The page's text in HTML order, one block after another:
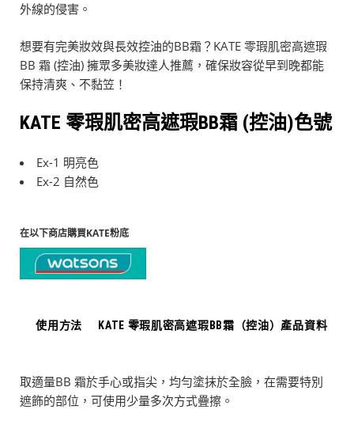
外線的侵害。
想要有完美妝效與長效控油的BB霜？KATE 零瑕肌密高遮瑕
BB 霜 (控油) 擁眾多美妝達人推薦，確保妝容從早到晚都能
保持清爽、不黏笠！
KATE 零瑕肌密高遮瑕BB霜 (控油)色號
Ex-1 明亮色
Ex-2 自然色
在以下商店購買KATE粉底
使用方法 KATE 零瑕肌密高遮瑕BB霜（控油）產品資料
取適量BB 霜於手心或指尖，均勻塗抹於全臉，在需要特別
遮飾的部位，可使用少量多次方式疊擦。